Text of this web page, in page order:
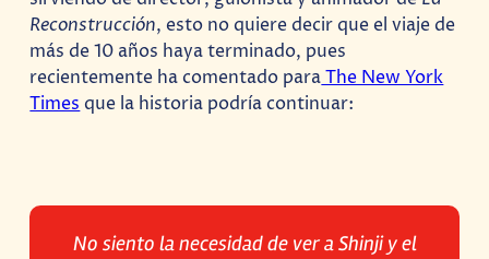
Reconstrucción, esto no quiere decir que el viaje de
más de 10 años haya terminado, pues
recientemente ha comentado paraThe New York
Times que la historia podría continuar:
No siento la necesidad de ver a Shinji y el